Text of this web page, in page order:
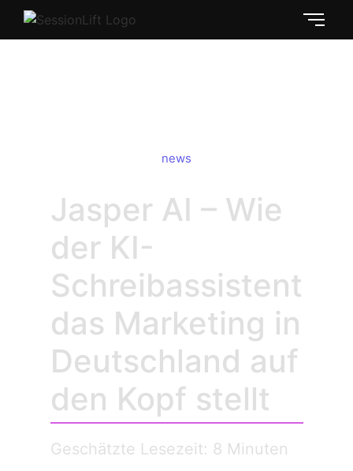
news
Jasper AI – Wie
der KI-
Schreibassistent
das Marketing in
Deutschland auf
den Kopf stellt
Geschätzte Lesezeit: 8 Minuten